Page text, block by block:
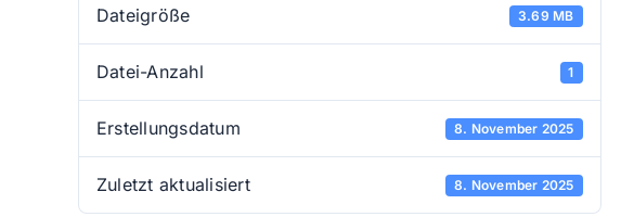
Dateigröße 3.69 MB
Datei-Anzahl 1
Erstellungsdatum 8. November 2025
Zuletzt aktualisiert 8. November 2025